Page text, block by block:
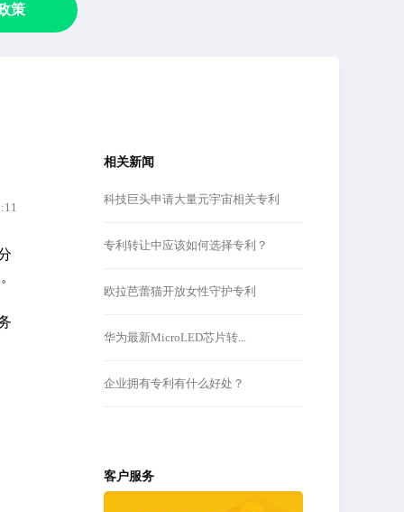
策
相关新闻
科技巨头申请大量元宇宙相关专利
专利转让中应该如何选择专利？
欧拉芭蕾猫开放女性守护专利
华为最新MicroLED芯片转...
企业拥有专利有什么好处？
客户服务